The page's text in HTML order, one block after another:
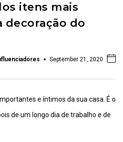
itens mais
decoração do
September 21, 2020
e íntimos da sua casa. É o
de um longo dia de trabalho e de